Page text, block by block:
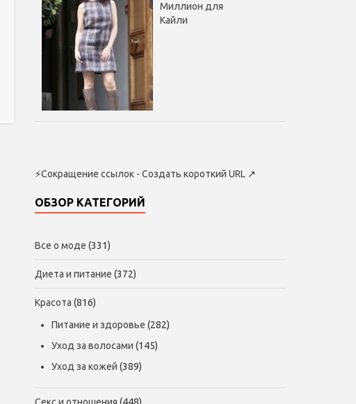
Миллион для
Кайли
⚡Сокращение ссылок - Создать короткий URL ↗
ОБЗОР КАТЕГОРИЙ
Все о моде (331)
Диета и питание (372)
Красота (816)
Питание и здоровье (282)
Уход за волосами (145)
Уход за кожей (389)
Секс и отношения (448)